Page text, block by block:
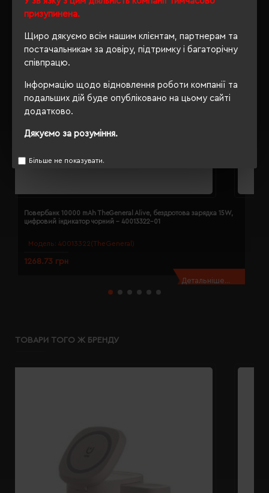
призупинена.
Щиро дякуємо всім нашим клієнтам, партнерам та
постачальникам за довіру, підтримку і багаторічну
співпрацю.
Інформацію щодо відновлення роботи компанії та
подальших дій буде опубліковано на цьому сайті
додатково.
Дякуємо за розуміння.
Більше не показувати.
Модель: 40013322(TheGeneral)
Повербанк 10000 mAh TheGeneral Alive, бездротова зарядка 15W,
цифровий індикатор чорний - 40013322-01
1268.73 грн
Детальніше...
ТОВАРИ ТОГО Ж БРЕНДУ